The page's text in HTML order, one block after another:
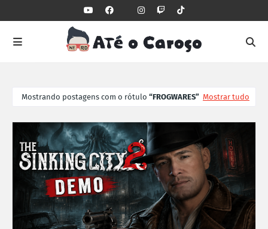
Mostrando postagens com o rótulo FROGWARES Mostrar tudo